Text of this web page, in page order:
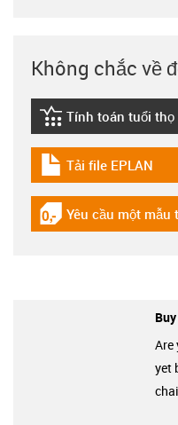
Không chắc về
igus-icon-
Tính toán tuổi thọ
igus-icon-download-
Tải file EPLAN
igus-icon-gratismuster
Yêu cầu một
Are
yet